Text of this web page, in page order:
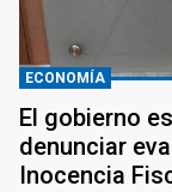
ECONOMÍA
El gobierno
denunciar
Inocencia